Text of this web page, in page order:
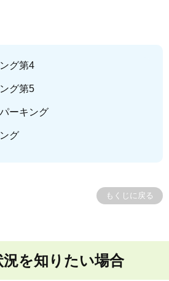
グ第4
グ第5
ーキング
グ
もくじに戻る
を知りたい場合